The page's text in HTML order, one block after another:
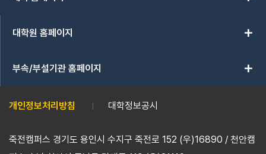
대학원 홈페이지 add
부속/부설기관 홈페이지 add
개인정보처리방침 대학정보공시
죽전캠퍼스 경기도 용인시 수지구 죽전로 152 (우)16890 / 천안캠